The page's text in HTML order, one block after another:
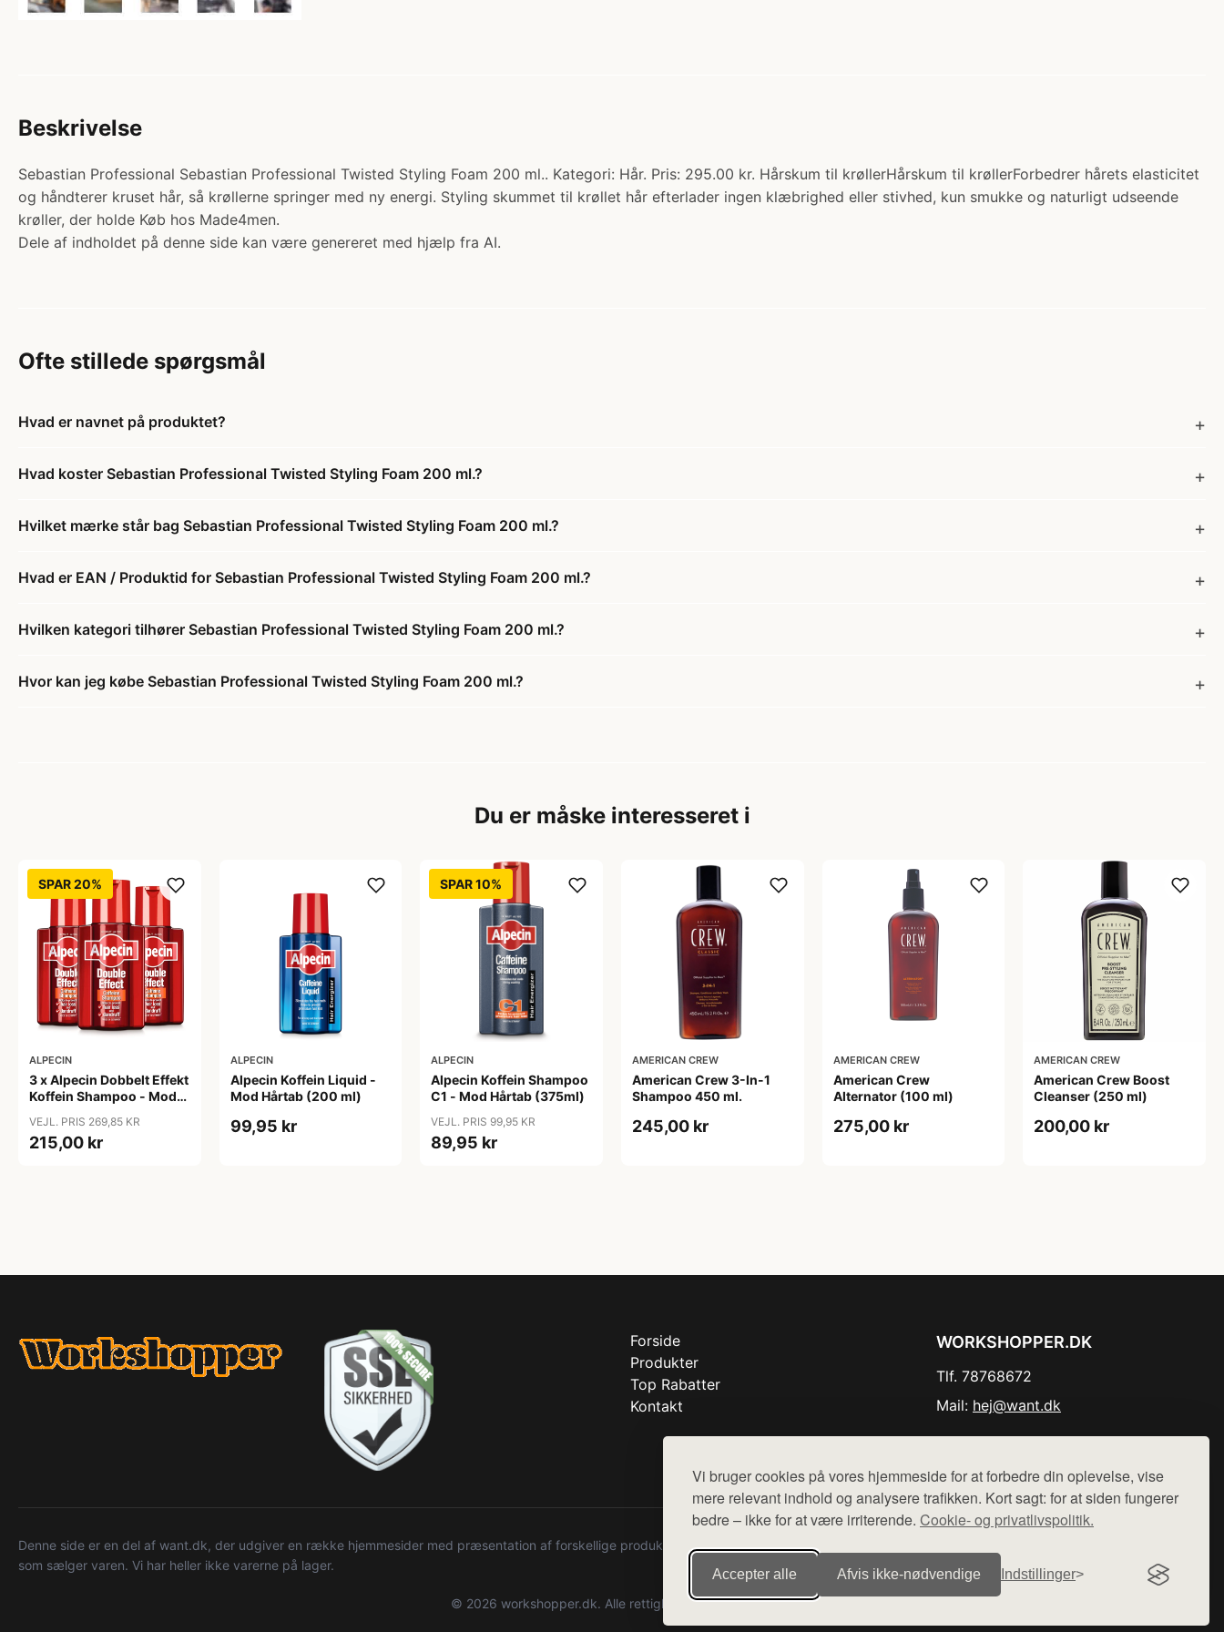
Vi bruger cookies på vores hjemmeside for at forbedre din oplevelse, vise
mere relevant indhold og analysere trafikken. Kort sagt: for at siden fungerer
bedre – ikke for at være irriterende. Cookie- og privatlivspolitik.
Accepter alle Afvis ikke‑nødvendige Indstillinger
Beskrivelse
Sebastian Professional Sebastian Professional Twisted Styling Foam 200 ml.. Kategori: Hår. Pris: 295.00 kr. Hårskum til krøllerHårskum til krøllerForbedrer hårets elasticitet
og håndterer kruset hår, så krøllerne springer med ny energi. Styling skummet til krøllet hår efterlader ingen klæbrighed eller stivhed, kun smukke og naturligt udseende
krøller, der holde Køb hos Made4men.
Dele af indholdet på denne side kan være genereret med hjælp fra AI.
Ofte stillede spørgsmål
Hvad er navnet på produktet?
Hvad koster Sebastian Professional Twisted Styling Foam 200 ml.?
Hvilket mærke står bag Sebastian Professional Twisted Styling Foam 200 ml.?
Hvad er EAN / Produktid for Sebastian Professional Twisted Styling Foam 200 ml.?
Hvilken kategori tilhører Sebastian Professional Twisted Styling Foam 200 ml.?
Hvor kan jeg købe Sebastian Professional Twisted Styling Foam 200 ml.?
Du er måske interesseret i
SPAR 20%
ALPECIN
3 x Alpecin Dobbelt Effekt
Koffein Shampoo - Mod
VEJL. PRIS 269,85 KR
215,00 kr
ALPECIN
Alpecin Koffein Liquid -
Mod Hårtab (200 ml)
99,95 kr
SPAR 10%
ALPECIN
Alpecin Koffein Shampoo
C1 - Mod Hårtab (375ml)
VEJL. PRIS 99,95 KR
89,95 kr
AMERICAN CREW
American Crew 3-In-1
Shampoo 450 ml.
245,00 kr
AMERICAN CREW
American Crew
Alternator (100 ml)
275,00 kr
AMERICAN CREW
American Crew Boost
Cleanser (250 ml)
200,00 kr
Forside
Produkter
Top Rabatter
Kontakt
WORKSHOPPER.DK
Tlf. 78768672
Mail: hej@want.dk
Denne side er en del af want.dk, der udgiver en række hjemmesider med præsentation af forskellige produkter fra diverse webshops. Der sælges ikke varer fra denne side - vi henviser til de shops,
som sælger varen. Vi har heller ikke varerne på lager.
© 2026 workshopper.dk. Alle rettigheder forbeholdes.